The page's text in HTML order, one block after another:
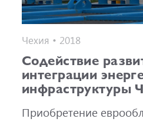
Чехия • 2018
Содействие
интеграции
инфраструктуры
Приобретение